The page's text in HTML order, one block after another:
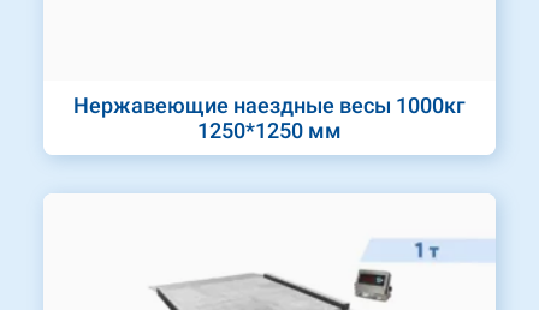
Нержавеющие наездные весы 1000кг
1250*1250 мм